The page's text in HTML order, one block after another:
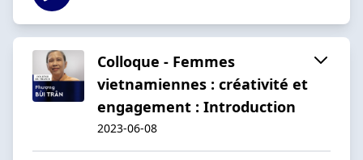
Colloque - Femmes
vietnamiennes : créativité et
engagement : Introduction
2023-06-08